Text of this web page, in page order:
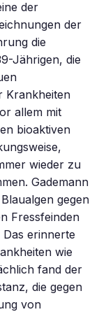
der
der
die
Jährigen, die
Krankheiten
allem mit
bioaktiven
wieder zu
Gademann
gegen
Fressfeinden
erinnerte
wie
fand der
die gegen
von